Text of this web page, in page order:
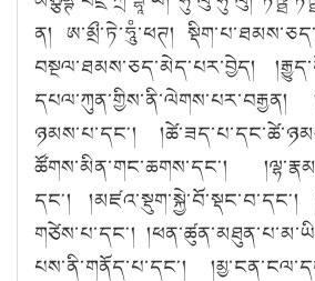
ན། ཨ་མྲྀ་ཏེ་ཧཱུཾ་ཕཊ།
བསྔལ་ཐམས་ཅད་མེད་པར་བྱེད།
དཔལ་ཀུན་གྱིས་ནི་ལེགས་པར་བརྒྱན།
ཉམས་པ་དང༌།
ཚོགས་མིན་གང་ཆགས་དང༌།
དང༌། །མཛའ་སྡུག་སྐྱེ་བོ་སྡང་བ་དང༌།
གཙེས་པ་དང༌།
པས་ནི་གནོད་པ་དང༌།